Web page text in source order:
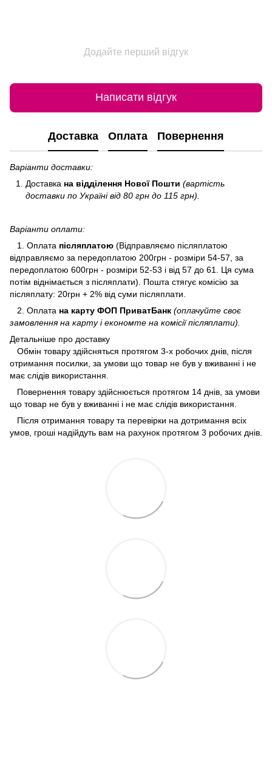
Додайте перший відгук
Написати відгук
Доставка Оплата Повернення
Варіанти доставки:
Доставка на відділення Нової Пошти (вартість
доставки по Україні від 80 грн до 115 грн).
Варіанти оплати:
1. Оплата післяплатою (Відправляємо післяплатою
відправляємо за передоплатою 200грн - розміри 54-57, за
передоплатою 600грн - розміри 52-53 і від 57 до 61. Ця сума
потім віднімається з післяплати). Пошта стягує комісію за
післяплату: 20грн + 2% від суми післяплати.
2. Оплата на карту ФОП ПриватБанк (оплачуйте своє
замовлення на карту і економте на комісії післяплати).
Детальніше про доставку
Обмін товару здійсняться протягом 3-х робочих днів, після
отримання посилки, за умови що товар не був у вживанні і не
має слідів використання.
Повернення товару здійснюється протягом 14 днів, за умови
що товар не був у вживанні і не має слідів використання.
Після отримання товару та перевірки на дотримання всіх
умов, гроші надійдуть вам на рахунок протягом 3 робочих днів.